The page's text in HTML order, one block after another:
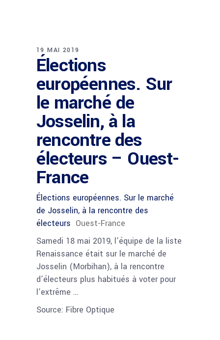
19 MAI 2019
Élections
européennes. Sur
le marché de
Josselin, à la
rencontre des
électeurs – Ouest-
France
Élections européennes. Sur le marché
de Josselin, à la rencontre des
électeurs Ouest-France
Samedi 18 mai 2019, l’équipe de la liste
Renaissance était sur le marché de
Josselin (Morbihan), à la rencontre
d’électeurs plus habitués à voter pour
l’extrême …
Source: Fibre Optique